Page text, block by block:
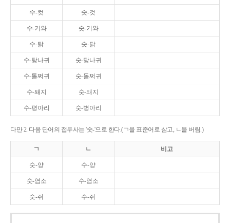
수-컷 숫-것
수-키와 숫-기와
수-탉 숫-닭
수-탕나귀 숫-당나귀
수-톨쩌귀 숫-돌쩌귀
수-퇘지 숫-돼지
수-평아리 숫-병아리
다만 2. 다음 단어의 접두사는 '숫-'으로 한다.(ㄱ을 표준어로 삼고, ㄴ을 버림.)
ㄱ ㄴ 비고
숫-양 수-양
숫-염소 수-염소
숫-쥐 수-쥐